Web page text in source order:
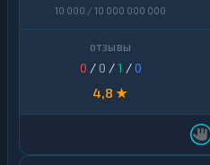
10 000 / 10 000 000 000
0 / 0 /1 /0
4,8 ★